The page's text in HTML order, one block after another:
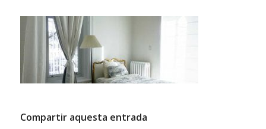
Compartir aquesta entrada